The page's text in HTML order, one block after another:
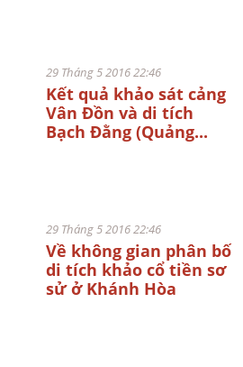
29 Tháng 5 2016 22:46
Kết quả khảo sát cảng
Vân Đồn và di tích
Bạch Đằng (Quảng...
29 Tháng 5 2016 22:46
Về không gian phân bố
di tích khảo cổ tiền sơ
sử ở Khánh Hòa